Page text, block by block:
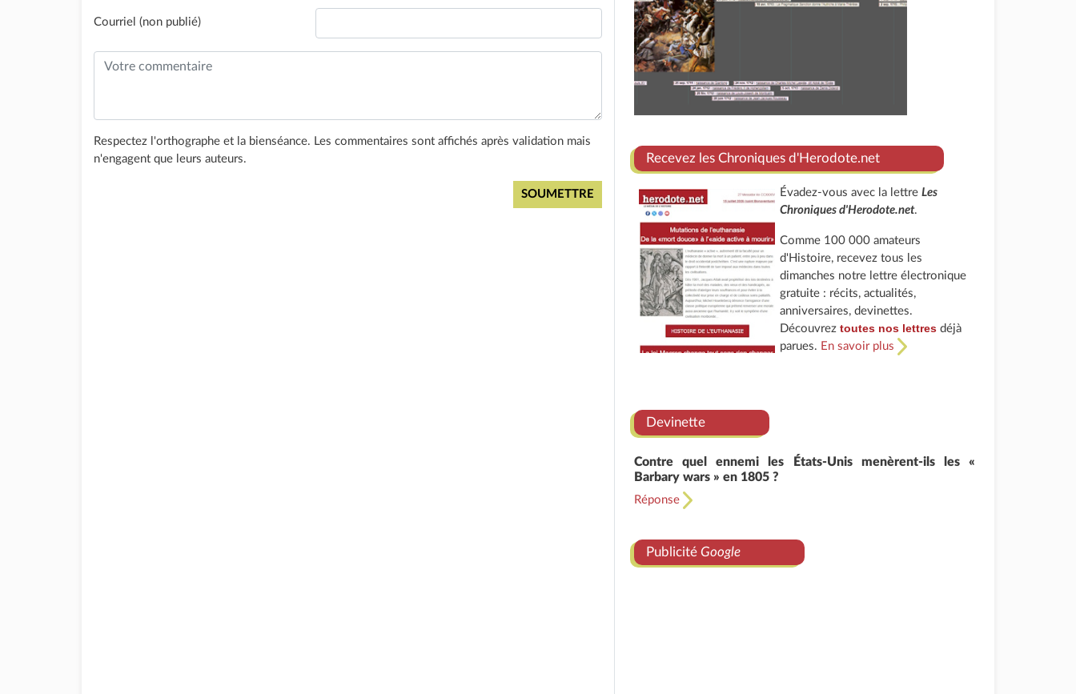
Courriel (non publié)
Respectez l'orthographe et la bienséance. Les commentaires sont affichés après validation mais
n'engagent que leurs auteurs.
Recevez les Chroniques d'Herodote.net
Évadez-vous avec la lettreLes
Chroniques d'Herodote.net.
Comme 100 000 amateurs
d'Histoire, recevez tous les
dimanches notre lettre électronique
gratuite : récits, actualités,
anniversaires, devinettes.
Découvreztoutes nos lettres déjà
parues. En savoir plus
Devinette
Contre quel ennemi les États-Unis menèrent-ils les «
Barbary wars » en 1805 ?
Réponse
Publicité Google